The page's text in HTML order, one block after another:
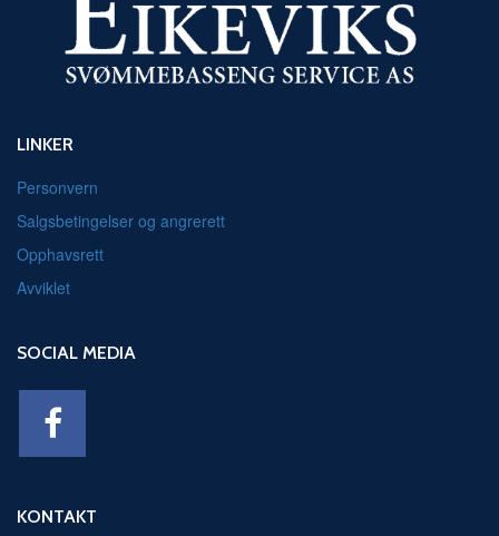
LINKER
Personvern
Salgsbetingelser og angrerett
Opphavsrett
Avviklet
SOCIAL MEDIA
KONTAKT